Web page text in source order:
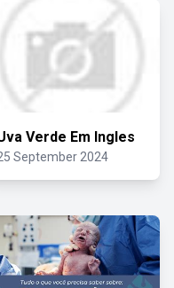
Verde Em Ingles
September 2024